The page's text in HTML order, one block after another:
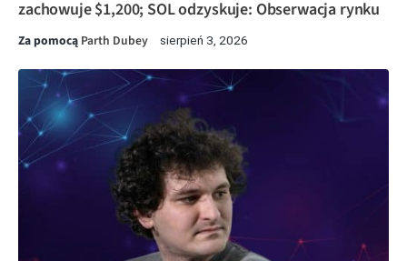
zachowuje $1,200; SOL odzyskuje: Obserwacja rynku
Za pomocą Parth Dubey sierpień 3, 2026